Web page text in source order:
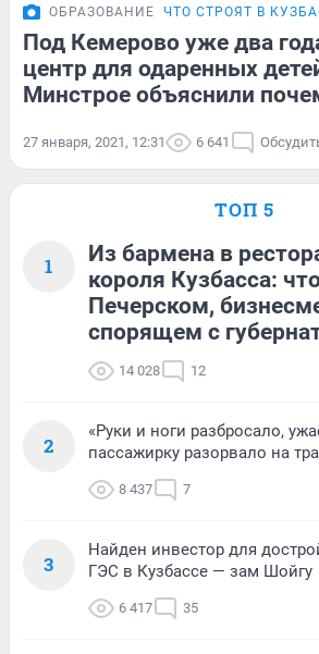
ОБРАЗОВАНИЕ ЧТО СТРОЯТ В
Под Кемерово уже два
центр для одаренных
Минстрое объяснили
27 января, 2021, 12:31 6 641
ТОП 5
1
Из бармена в
короля Кузбасса:
Печерском,
спорящем с
14 028 12
2
«Руки и ноги разбросало,
пассажирку разорвало на
8 437 7
3
Найден инвестор для
ГЭС в Кузбассе — зам Шойгу
6 417 35